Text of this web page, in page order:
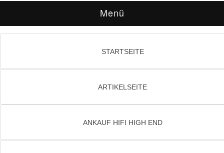
Menü
STARTSEITE
ARTIKELSEITE
ANKAUF HIFI HIGH END